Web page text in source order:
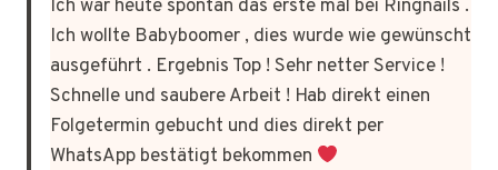
Ich war heute spontan das erste mal bei Ringnails .
Ich wollte Babyboomer , dies wurde wie gewünscht
ausgeführt . Ergebnis Top ! Sehr netter Service !
Schnelle und saubere Arbeit ! Hab direkt einen
Folgetermin gebucht und dies direkt per
WhatsApp bestätigt bekommen